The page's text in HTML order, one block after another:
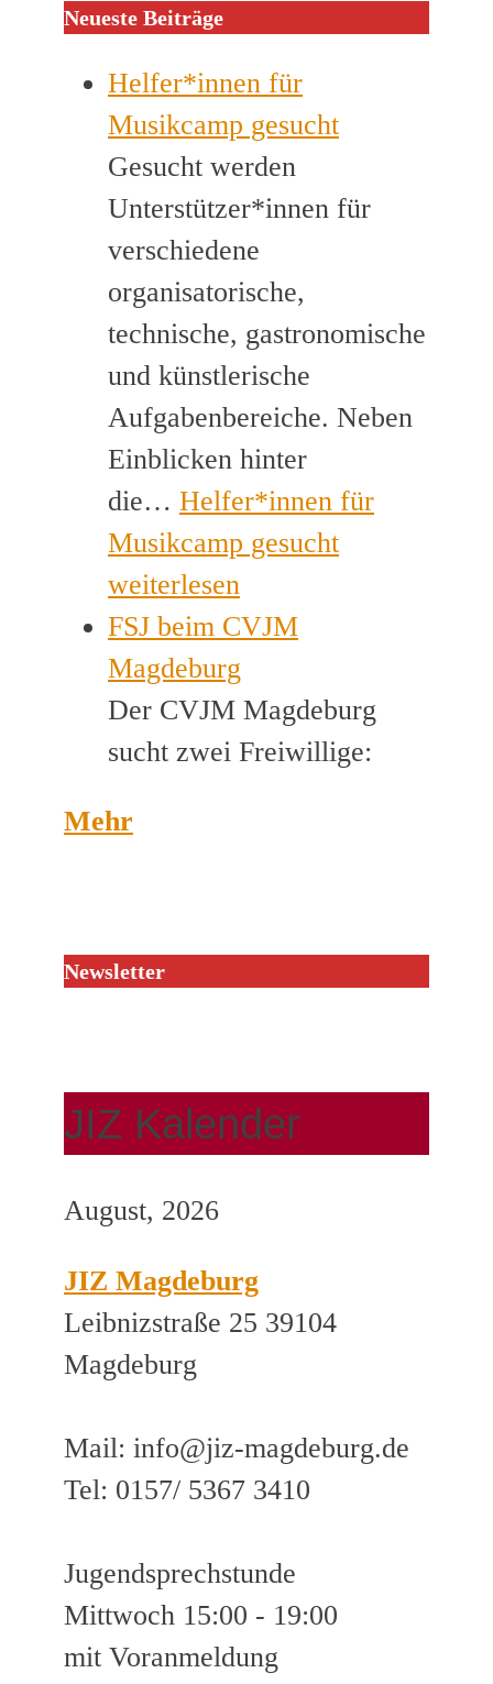
Neueste Beiträge
Helfer*innen für
Musikcamp gesucht
Gesucht werden
Unterstützer*innen für
verschiedene
organisatorische,
technische, gastronomische
und künstlerische
Aufgabenbereiche. Neben
Einblicken hinter
die… Helfer*innen für
Musikcamp gesucht
weiterlesen
FSJ beim CVJM
Magdeburg
Der CVJM Magdeburg
sucht zwei Freiwillige:
Mehr
Newsletter
JIZ Kalender
August, 2026
JIZ Magdeburg
Leibnizstraße 25 39104
Magdeburg
Mail: info@jiz-magdeburg.de
Tel: 0157/ 5367 3410
Jugendsprechstunde
Mittwoch 15:00 - 19:00
mit Voranmeldung